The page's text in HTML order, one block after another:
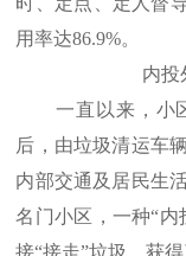
用率达86.9%。
内投
一直以来，小区
后，由垃圾清运车
内部交通及居民生
名门小区，一种“